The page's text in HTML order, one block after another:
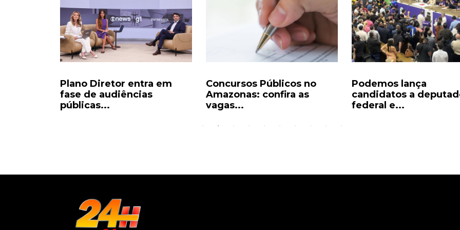
Plano Diretor entra em
fase de audiências
públicas...
Concursos Públicos no
Amazonas: confira as
vagas...
Podemos lança
candidatos a
federal e...